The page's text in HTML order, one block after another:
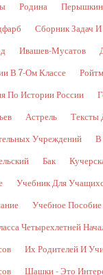
Родина Перышкин
Сборник Задач
Ивашев-Мусатов
В 7-Ом Классе
По Истории России
Астрель Тексты
Учреждений В
Бак
Учебник Для
Учебное
Четырехлетней
Их Родителей И
Шашки - Это